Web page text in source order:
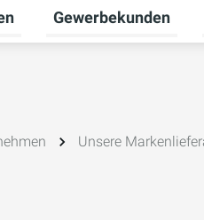
Untermenü für
Gewerbekunden
Unsere